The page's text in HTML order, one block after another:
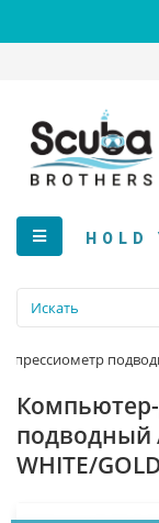
HOLD
подводный
WHITE/